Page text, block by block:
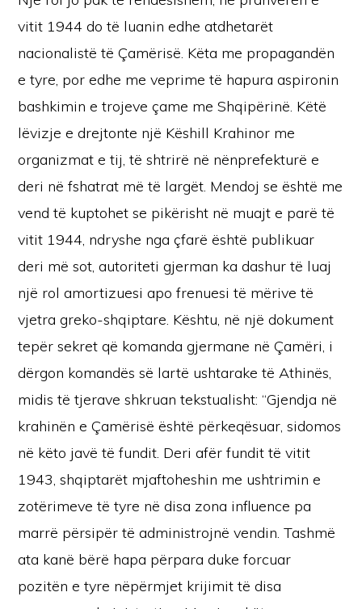
vitit 1944 do të luanin edhe atdhetarët
nacionalistë të Çamërisë. Këta me propagandën
e tyre, por edhe me veprime të hapura aspironin
bashkimin e trojeve çame me Shqipërinë. Këtë
lëvizje e drejtonte një Këshill Krahinor me
organizmat e tij, të shtrirë në nënprefekturë e
deri në fshatrat më të largët. Mendoj se është me
vend të kuptohet se pikërisht në muajt e parë të
vitit 1944, ndryshe nga çfarë është publikuar
deri më sot, autoriteti gjerman ka dashur të luaj
një rol amortizuesi apo frenuesi të mërive të
vjetra greko-shqiptare. Kështu, në një dokument
tepër sekret që komanda gjermane në Çamëri, i
dërgon komandës së lartë ushtarake të Athinës,
midis të tjerave shkruan tekstualisht: “Gjendja në
krahinën e Çamërisë është përkeqësuar, sidomos
në këto javë të fundit. Deri afër fundit të vitit
1943, shqiptarët mjaftoheshin me ushtrimin e
zotërimeve të tyre në disa zona influence pa
marrë përsipër të administrojnë vendin. Tashmë
ata kanë bërë hapa përpara duke forcuar
pozitën e tyre nëpërmjet krijimit të disa